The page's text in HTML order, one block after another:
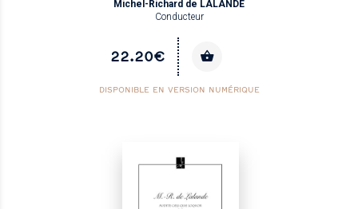
Michel-Richard de LALANDE
Conducteur
22.20€
DISPONIBLE EN VERSION NUMÉRIQUE